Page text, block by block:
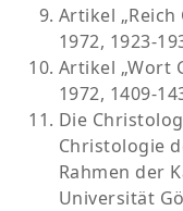
Djakarta, Boston,
im WDR am
Fernsehen
Mitglied der
Theologie“
Mitglied des
Archiv- und
Artikel „Reich
1972, 1923-
Artikel „Wort
1972, 1409-
Die
Christologie
Rahmen der
Universität